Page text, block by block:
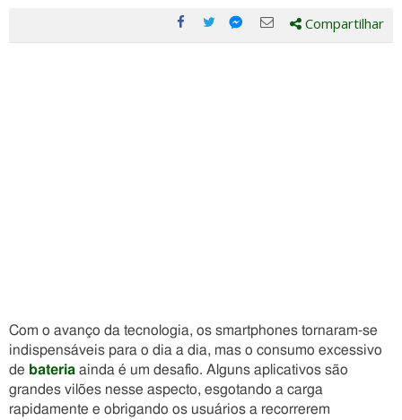
Compartilhe
Compartilhe
Compartilhe
Compartilhe
Compartilhar
Com o avanço da tecnologia, os smartphones tornaram-se
indispensáveis para o dia a dia, mas o consumo excessivo
de bateria ainda é um desafio. Alguns aplicativos são
grandes vilões nesse aspecto, esgotando a carga
rapidamente e obrigando os usuários a recorrerem